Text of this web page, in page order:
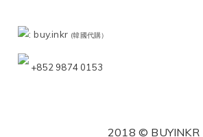
: buy.inkr (韓國代購）
+852 9874 0153
2018 © BUYINKR